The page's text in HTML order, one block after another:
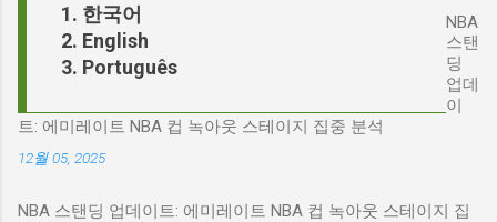
점에서 다니엘 데이 루이스의 이름이 등장하는
것은 결코 우연이 아닙니다. 그는 '메소드 연
기'의 극한을 보여주는 배우로서, 맡는 역할마다
완벽하게 몰입하여 실제 인물과 구분이 어려울
정도의 연기를 선보였습니다. <나의 왼발>에서
들이 어떻게 얽혀있는 것일까요? 최대100%세일
오늘의 특가 'Signalgate' 스캔들: 피트 헤게세스
의 그림자 먼저 'Signalgate' 스캔들의 핵심 인물
인 피트 헤게세스부터 살펴봐야 합니다. 최근 공
개된 국방부 감사 보고서에 따르면, 헤게세스는
스의 행위가 윤리적으로 심각한 문제를 야기하
한국어
English
Português
NBA
스탠
딩
업데
이
트: 에미레이트 NBA 컵 녹아웃 스테이지 집중 분석
12월 05, 2025
NBA 스탠딩 업데이트: 에미레이트 NBA 컵 녹아웃 스테이지 집